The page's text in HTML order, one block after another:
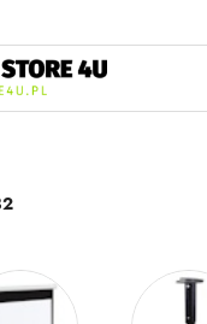
głównej
konto
głównego